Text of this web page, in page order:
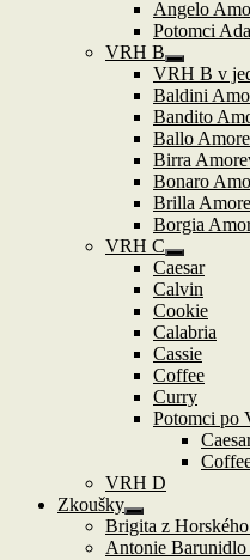
Angelo
Potomci
VRH B
Zobrazit
podřazené
položky
VRH B v
Baldini
Bandito
Ballo
Birra
Bonaro
Brilla
Borgia
VRH C
Zobrazit
podřazené
položky
Caesar
Calvin
Cookie
Calabria
Cassie
Coffee
Curry
Potomci po
VRH D
Zkoušky
Zobrazit
podřazené
položky
Brigita z
Antonie Barunidlo